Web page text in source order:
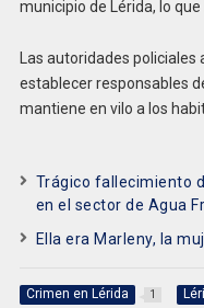
municipio de Lérida, lo
Las autoridades
establecer responsables
mantiene en vilo a los
Trágico fallecimiento
en el sector de Agua
Ella era Marleny, la
Crimen en Lérida 1